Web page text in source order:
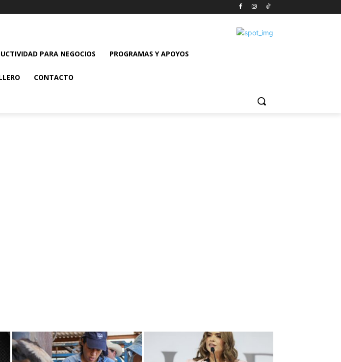
PARA NEGOCIOS PROGRAMAS Y APOYOS
CONTACTO